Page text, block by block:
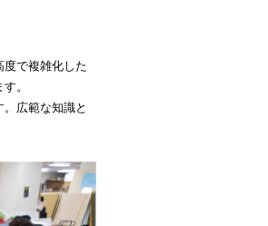
で複雑化した
。
広範な知識と